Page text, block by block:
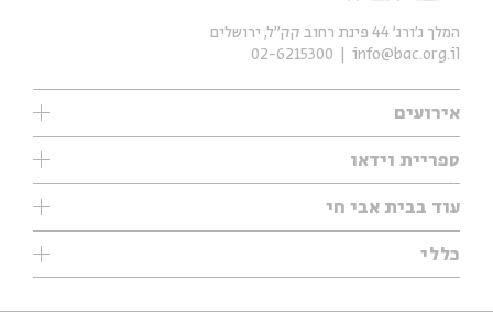
אירועים
עיון
אנגלית
נוער
ספריית וידאו
ילדים
מוזיקה
עיון
מיוחדים
עוד בבית אבי חי
תערוכות
מיוחדים
כללי
אודות
המלך ג'ורג' 44 פינת רחוב קק״ל, ירושלים
info@bac.org.il
02-6215300